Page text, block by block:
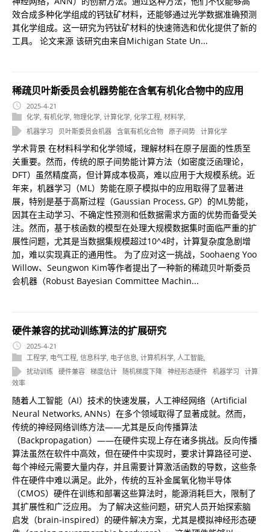
效合成多种化学组成的钙钛矿材料，还能够通过光学数据准确预测
其化学组成。这一研究为钙钛矿材料的快速筛选和优化提供了新的
工具。 论文来源 该研究由来自Michigan State Un...
稀疏贝叶斯委员会机器势能在含氧有机化合物中的应用
2025-4-21
化学 有机化学 物理化学 计算化学 化学工程 材料学
机器学习
贝叶斯委员会机器 含氧有机化合物 原子间势 计算化学
学术背景 在材料科学和化学领域，理解材料在原子层面的性质至
关重要。然而，传统的原子间势能计算方法（如密度泛函理论，
DFT）虽然精度高，但计算成本极高，难以应用于大规模系统。近
年来，机器学习（ML）势能在原子模拟中的应用取得了显著进
展，特别是基于高斯过程（Gaussian Process, GP）的ML势能，
因其在主动学习、不确定性预测和低数据需求方面的优势而备受关
注。然而，基于核函数的模型在处理大规模数据集时面临严重的扩
展性问题，尤其是当数据集规模超过10^4时，计算复杂度急剧增
加，难以实现真正的通用性。 为了应对这一挑战，Soohaeng Yoo
Willow、Seungwon Kim等作者提出了一种新的稀疏贝叶斯委员
会机器（Robust Bayesian Committee Machin...
硬件兼容的扰动训练算法的扩展研究
2025-4-21
工程学 电气工程 信息科学 电子信息 计算机科学 人工智能
扰动训练 硬件兼容 梯度估计 随机梯度下降 神经形态硬件 机器学习
计算
效率
随着人工智能（AI）技术的快速发展，人工神经网络（Artificial
Neural Networks, ANNs）在多个领域取得了显著成就。然而，
传统的神经网络训练方法——尤其是反向传播算法
（Backpropagation）——在硬件实现上存在诸多挑战。反向传播
算法虽然在软件中高效，但在硬件中实现时，要求计算路径可逆、
每个神经元需要大量内存，并且需要计算激活函数的导数，这些条
件在硬件中难以满足。此外，传统的互补金属氧化物半导体
（CMOS）硬件在训练和部署这些算法时，能源消耗巨大，限制了
其扩展性和广泛应用。 为了解决这些问题，研究人员开始探索脑
启发（brain-inspired）的硬件解决方案，尤其是模拟神经形态硬